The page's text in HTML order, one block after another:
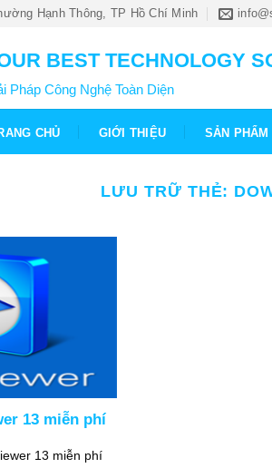
Hạnh Thông, TP Hồ Chí Minh
BEST TECHNOLOGY
Pháp Công Nghệ Toàn Diện
CHỦ GIỚI THIỆU SẢN PHẨM
LƯU TRỮ THẺ:
13 miễn phí
13 miễn phí